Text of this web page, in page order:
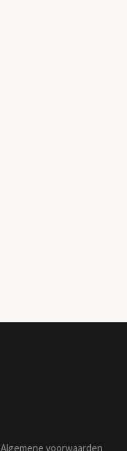
Algemene voorwaarden